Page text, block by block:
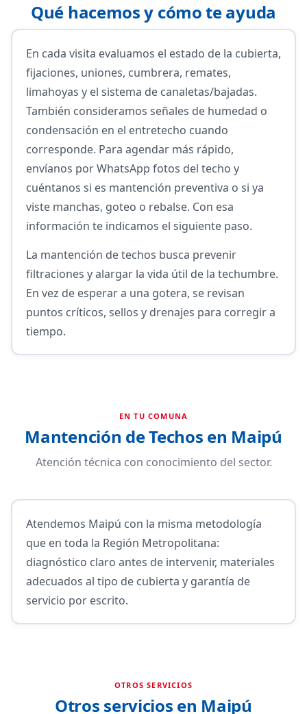
Qué hacemos y cómo te ayuda
En cada visita evaluamos el estado de la cubierta,
fijaciones, uniones, cumbrera, remates,
limahoyas y el sistema de canaletas/bajadas.
También consideramos señales de humedad o
condensación en el entretecho cuando
corresponde. Para agendar más rápido,
envíanos por WhatsApp fotos del techo y
cuéntanos si es mantención preventiva o si ya
viste manchas, goteo o rebalse. Con esa
información te indicamos el siguiente paso.
La mantención de techos busca prevenir
filtraciones y alargar la vida útil de la techumbre.
En vez de esperar a una gotera, se revisan
puntos críticos, sellos y drenajes para corregir a
tiempo.
EN TU COMUNA
Mantención de Techos en Maipú
Atención técnica con conocimiento del sector.
Atendemos Maipú con la misma metodología
que en toda la Región Metropolitana:
diagnóstico claro antes de intervenir, materiales
adecuados al tipo de cubierta y garantía de
servicio por escrito.
OTROS SERVICIOS
Otros servicios en Maipú